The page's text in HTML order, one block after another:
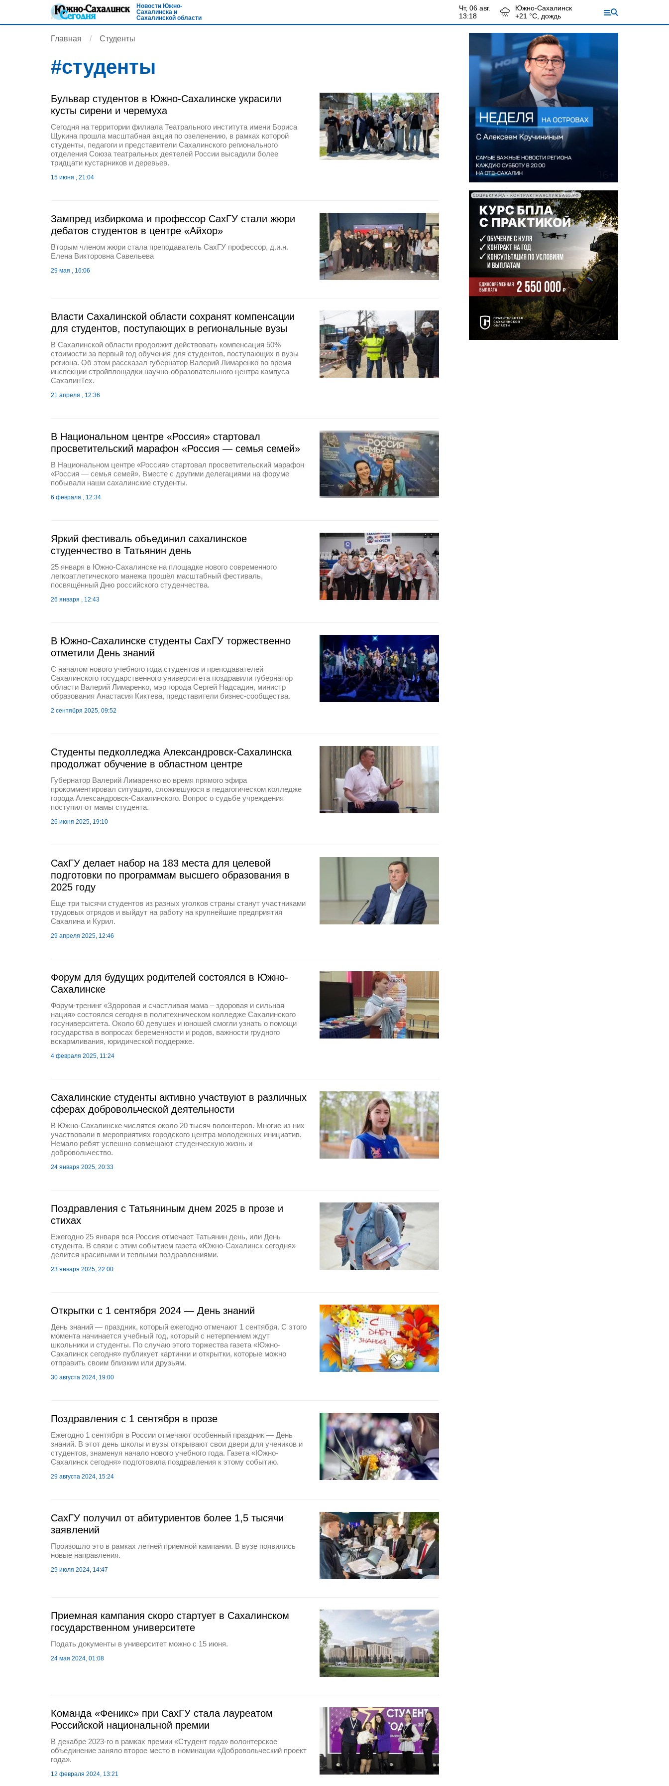
Новости Южно-
Сахалинска и
Сахалинской области
чт, 06 авг.
13:18
Южно-Сахалинск
+21 °С, дождь
Главная Студенты
#студенты
Бульвар студентов в Южно-Сахалинске украсили
кусты сирени и черемуха
Сегодня на территории филиала Театрального института имени Бориса
Щукина прошла масштабная акция по озеленению, в рамках которой
студенты, педагоги и представители Сахалинского регионального
отделения Союза театральных деятелей России высадили более
тридцати кустарников и деревьев.
15 июня , 21:04
Зампред избиркома и профессор СахГУ стали жюри
дебатов студентов в центре «Айхор»
Вторым членом жюри стала преподаватель СахГУ профессор, д.и.н.
Елена Викторовна Савельева
29 мая , 16:06
Власти Сахалинской области сохранят компенсации
для студентов, поступающих в региональные вузы
В Сахалинской области продолжит действовать компенсация 50%
стоимости за первый год обучения для студентов, поступающих в вузы
региона. Об этом рассказал губернатор Валерий Лимаренко во время
инспекции стройплощадки научно-образовательного центра кампуса
СахалинТех.
21 апреля , 12:36
В Национальном центре «Россия» стартовал
просветительский марафон «Россия — семья семей»
В Национальном центре «Россия» стартовал просветительский марафон
«Россия — семья семей». Вместе с другими делегациями на форуме
побывали наши сахалинские студенты.
6 февраля , 12:34
Яркий фестиваль объединил сахалинское
студенчество в Татьянин день
25 января в Южно-Сахалинске на площадке нового современного
легкоатлетического манежа прошёл масштабный фестиваль,
посвящённый Дню российского студенчества.
26 января , 12:43
В Южно-Сахалинске студенты СахГУ торжественно
отметили День знаний
С началом нового учебного года студентов и преподавателей
Сахалинского государственного университета поздравили губернатор
области Валерий Лимаренко, мэр города Сергей Надсадин, министр
образования Анастасия Киктева, представители бизнес-сообщества.
2 сентября 2025, 09:52
Студенты педколледжа Александровск-Сахалинска
продолжат обучение в областном центре
Губернатор Валерий Лимаренко во время прямого эфира
прокомментировал ситуацию, сложившуюся в педагогическом колледже
города Александровск-Сахалинского. Вопрос о судьбе учреждения
поступил от мамы студента.
26 июня 2025, 19:10
СахГУ делает набор на 183 места для целевой
подготовки по программам высшего образования в
2025 году
Еще три тысячи студентов из разных уголков страны станут участниками
трудовых отрядов и выйдут на работу на крупнейшие предприятия
Сахалина и Курил.
29 апреля 2025, 12:46
Форум для будущих родителей состоялся в Южно-
Сахалинске
Форум-тренинг «Здоровая и счастливая мама – здоровая и сильная
нация» состоялся сегодня в политехническом колледже Сахалинского
госуниверситета. Около 60 девушек и юношей смогли узнать о помощи
государства в вопросах беременности и родов, важности грудного
вскармливания, юридической поддержке.
4 февраля 2025, 11:24
Сахалинские студенты активно участвуют в различных
сферах добровольческой деятельности
В Южно-Сахалинске числятся около 20 тысяч волонтеров. Многие из них
участвовали в мероприятиях городского центра молодежных инициатив.
Немало ребят успешно совмещают студенческую жизнь и
добровольчество.
24 января 2025, 20:33
Поздравления с Татьяниным днем 2025 в прозе и
стихах
Ежегодно 25 января вся Россия отмечает Татьянин день, или День
студента. В связи с этим событием газета «Южно-Сахалинск сегодня»
делится красивыми и теплыми поздравлениями.
23 января 2025, 22:00
Открытки с 1 сентября 2024 — День знаний
День знаний — праздник, который ежегодно отмечают 1 сентября. С этого
момента начинается учебный год, который с нетерпением ждут
школьники и студенты. По случаю этого торжества газета «Южно-
Сахалинск сегодня» публикует картинки и открытки, которые можно
отправить своим близким или друзьям.
30 августа 2024, 19:00
Поздравления с 1 сентября в прозе
Ежегодно 1 сентября в России отмечают особенный праздник — День
знаний. В этот день школы и вузы открывают свои двери для учеников и
студентов, знаменуя начало нового учебного года. Газета «Южно-
Сахалинск сегодня» подготовила поздравления к этому событию.
29 августа 2024, 15:24
СахГУ получил от абитуриентов более 1,5 тысячи
заявлений
Произошло это в рамках летней приемной кампании. В вузе появились
новые направления.
29 июля 2024, 14:47
Приемная кампания скоро стартует в Сахалинском
государственном университете
Подать документы в университет можно с 15 июня.
24 мая 2024, 01:08
Команда «Феникс» при СахГУ стала лауреатом
Российской национальной премии
В декабре 2023-го в рамках премии «Студент года» волонтерское
объединение заняло второе место в номинации «Добровольческий проект
года».
12 февраля 2024, 13:21
СОЦРЕКЛАМА • КОНТРАКТНАЯСЛУЖБА65.РФ